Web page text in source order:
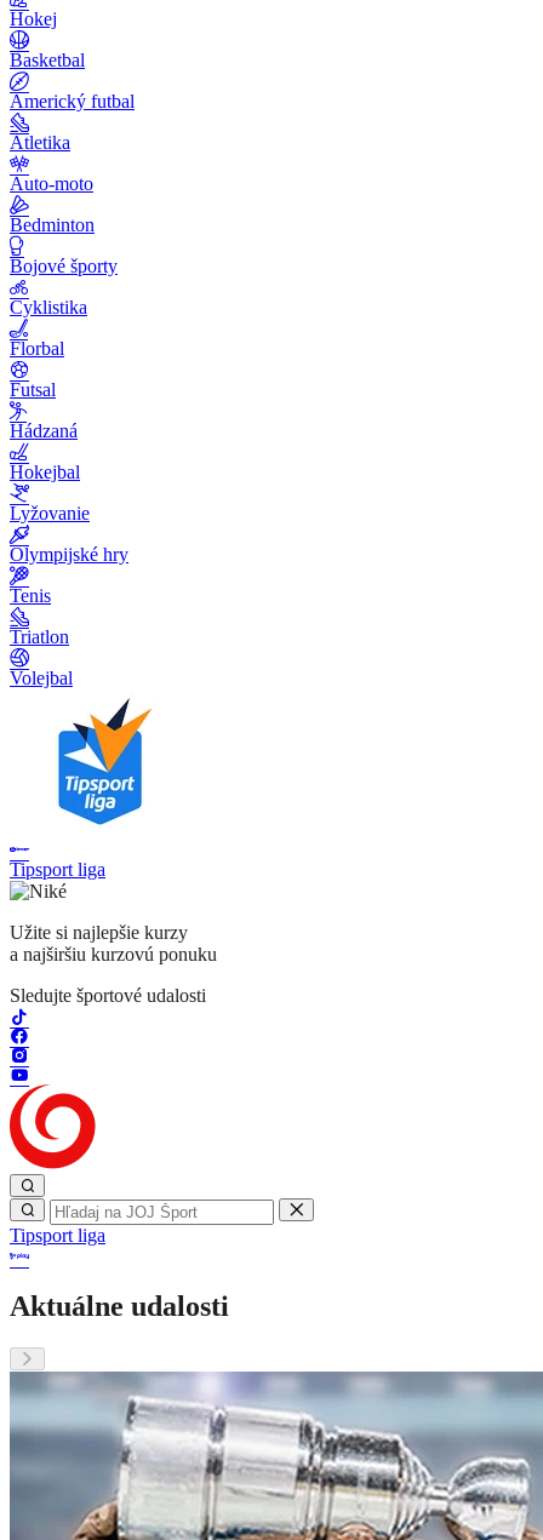
Hokej
Basketbal
Americký futbal
Atletika
Auto-moto
Bedminton
Bojové športy
Cyklistika
Florbal
Futsal
Hádzaná
Hokejbal
Lyžovanie
Olympijské hry
Tenis
Triatlon
Volejbal
Tipsport liga
Užite si najlepšie kurzy
a najširšiu kurzovú ponuku
Sledujte športové udalosti
Tipsport liga
Aktuálne udalosti